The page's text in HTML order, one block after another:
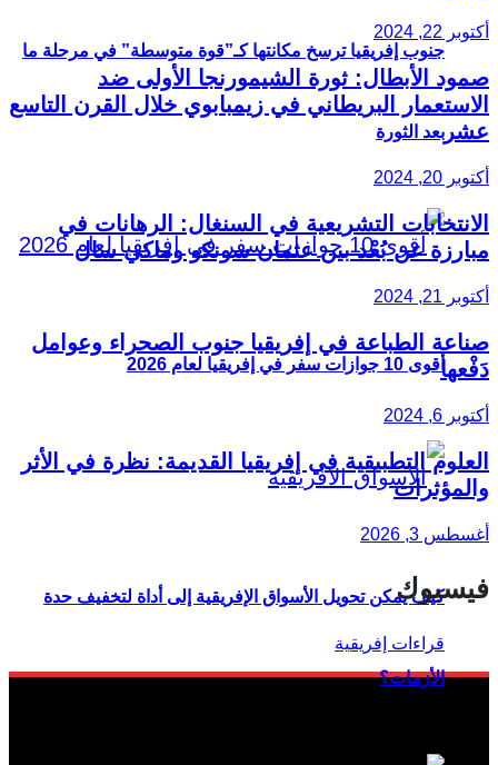
جنوب إفريقيا ترسخ مكانتها كـ”قوة متوسطة” في مرحلة ما
بعد الثورة
أقوى 10 جوازات سفر في إفريقيا لعام 2026
كيف يمكن تحويل الأسواق الإفريقية إلى أداة لتخفيف حدة
الأزمات؟
أكتوبر 22, 2024
صمود الأبطال: ثورة الشيمورنجا الأولى ضد
الاستعمار البريطاني في زيمبابوي خلال القرن التاسع
عشر
أكتوبر 20, 2024
الانتخابات التشريعية في السنغال: الرهانات في
مبارزة عن بُعْد بين عثمان سونكو وماكي سال
أكتوبر 21, 2024
صناعة الطباعة في إفريقيا جنوب الصحراء وعوامل
دَفْعها
أكتوبر 6, 2024
العلوم التطبيقية في إفريقيا القديمة: نظرة في الأثر
والمؤثرات
أغسطس 3, 2026
فيسبوك